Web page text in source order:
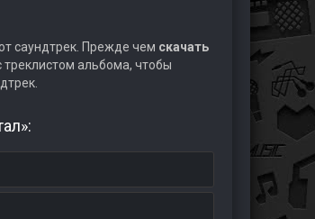
саундтрек. Прежде чем скачать
альбома, чтобы